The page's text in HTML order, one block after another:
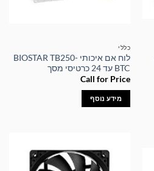
כללי
לוח אם איכותי BIOSTAR TB250-
BTC עד 24 כרטיסי מסך
Call for Price
מידע נוסף